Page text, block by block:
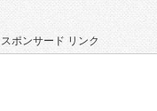
スポンサード リンク